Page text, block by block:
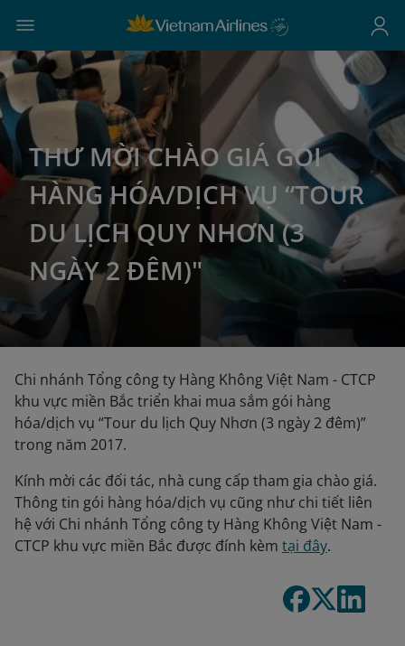
THƯ MỜI CHÀO GIÁ GÓI
HÀNG HÓA/DỊCH VỤ “TOUR
DU LỊCH QUY NHƠN (3
NGÀY 2 ĐÊM)"
Chi nhánh Tổng công ty Hàng Không Việt Nam - CTCP
khu vực miền Bắc triển khai mua sắm gói hàng
hóa/dịch vụ “Tour du lịch Quy Nhơn (3 ngày 2 đêm)”
trong năm 2017.
Kính mời các đối tác, nhà cung cấp tham gia chào giá.
Thông tin gói hàng hóa/dịch vụ cũng như chi tiết liên
hệ với Chi nhánh Tổng công ty Hàng Không Việt Nam -
CTCP khu vực miền Bắc được đính kèm tại đây.